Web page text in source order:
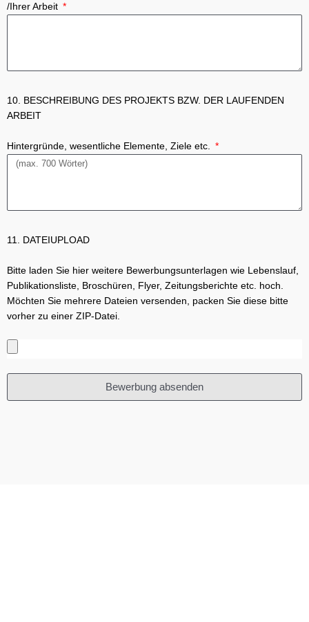
/Ihrer Arbeit
10. BESCHREIBUNG DES PROJEKTS BZW. DER LAUFENDEN
ARBEIT
Hintergründe, wesentliche Elemente, Ziele etc.
11. DATEIUPLOAD
Bitte laden Sie hier weitere Bewerbungsunterlagen wie Lebenslauf,
Publikationsliste, Broschüren, Flyer, Zeitungsberichte etc. hoch.
Möchten Sie mehrere Dateien versenden, packen Sie diese bitte
vorher zu einer ZIP-Datei.
Bewerbung absenden